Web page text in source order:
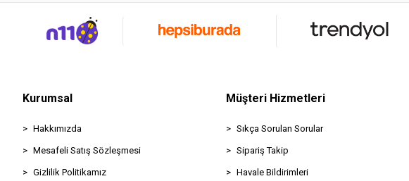
Kurumsal
Hakkımızda
Mesafeli Satış Sözleşmesi
Gizlilik Politikamız
Müşteri Hizmetleri
Sıkça Sorulan Sorular
Sipariş Takip
Havale Bildirimleri